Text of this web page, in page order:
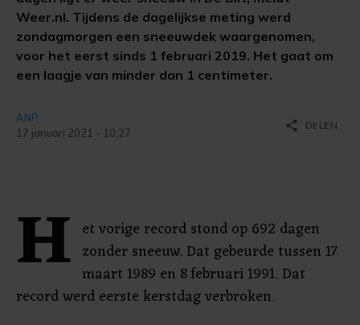
Weer.nl. Tijdens de dagelijkse meting werd
zondagmorgen een sneeuwdek waargenomen,
voor het eerst sinds 1 februari 2019. Het gaat om
een laagje van minder dan 1 centimeter.
ANP
17 januari 2021 - 10:27
share DELEN
H et vorige record stond op 692 dagen
zonder sneeuw. Dat gebeurde tussen 17
maart 1989 en 8 februari 1991. Dat
record werd eerste kerstdag verbroken.